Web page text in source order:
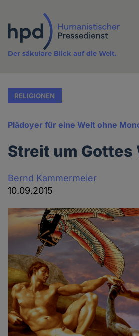
Inhalt
Der säkulare Blick auf die Welt.
RELIGIONEN
Plädoyer für eine Welt ohne
Streit um Gottes
Bernd Kammermeier
10.09.2015